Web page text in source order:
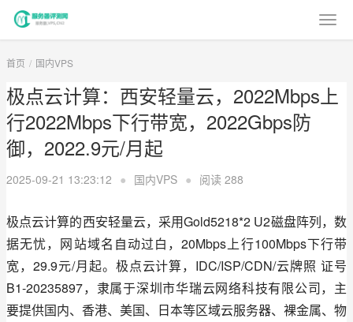
首页 国内VPS
极点云计算：西安轻量云，2022Mbps上
行2022Mbps下行带宽，2022Gbps防
御，2022.9元/月起
2025-09-21 13:23:12 ● 国内VPS ● 阅读 288
极点云计算的西安轻量云，采用Gold5218*2 U2磁盘阵列，数
据无忧，网站域名自动过白，20Mbps上行100Mbps下行带
宽，29.9元/月起。极点云计算，IDC/ISP/CDN/云牌照 证号
B1-20235897，隶属于深圳市华瑞云网络科技有限公司，主
要提供国内、香港、美国、日本等区域云服务器、裸金属、物